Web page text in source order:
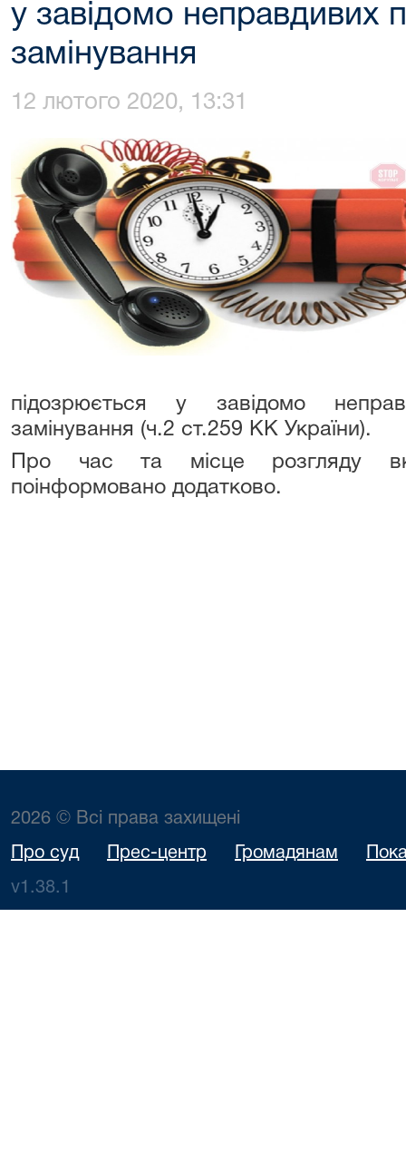
у завідомо неправдивих
замінування
12 лютого 2020, 13:31
підозрюється у завідомо
замінування (ч.2 ст.259 КК України).
Про час та місце розгляду
поінформовано додатково.
2026 © Всі права захищені
Про суд Прес-центр Громадянам
v1.38.1